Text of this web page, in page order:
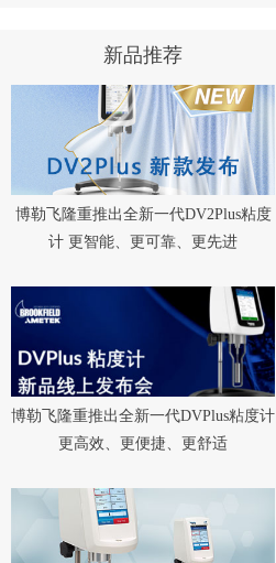
新品推荐
博勒飞隆重推出全新一代DV2Plus粘度
计 更智能、更可靠、更先进
博勒飞隆重推出全新一代DVPlus粘度计
更高效、更便捷、更舒适